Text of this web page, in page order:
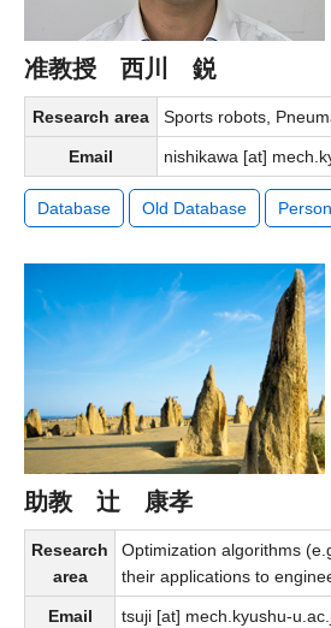
准教授 西川 鋭
Research area Sports robots,
Email nishikawa [at]
Database Old Database
助教 辻 康孝
Research
area
Optimization algorithms
their applications to
Email tsuji [at] mech.kyushu-